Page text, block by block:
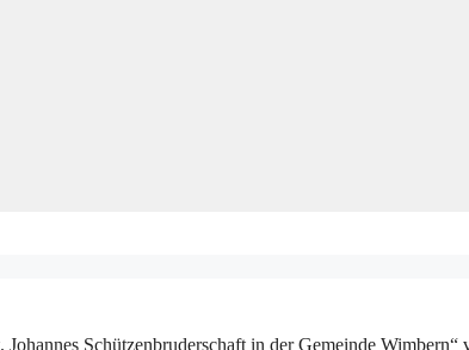
Schützenbruderschaft in der Gemeinde